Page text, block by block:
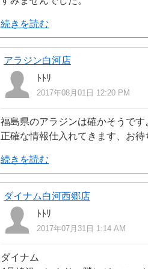
続きを読む
アラジン白河店
ﾄﾄﾘ
2017年08月01日 12:20 PM
福島県のアラジンは確かそうです
正確な情報仕入れてきます、お待
続きを読む
ダイナム白河西郷店
ﾄﾄﾘ
2017年07月31日 1:14 AM
ダイナム